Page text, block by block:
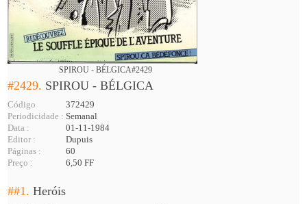
SPIROU - BÉLGICA#2429
#2429. SPIROU - BÉLGICA
Código
372429
Periodicidade : Semanal
Data :
01-11-1984
Editor :
Dupuis
Páginas :
60
Preço :
6,50 FF
##1.Heróis